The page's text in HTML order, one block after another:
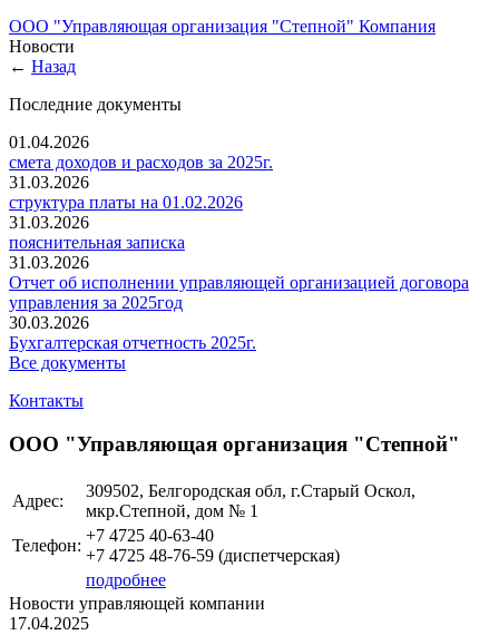
ООО "Управляющая организация "Степной" Компания
Новости
← Назад
Последние документы
01.04.2026
смета доходов и расходов за 2025г.
31.03.2026
структура платы на 01.02.2026
31.03.2026
пояснительная записка
31.03.2026
Отчет об исполнении управляющей организацией договора
управления за 2025год
30.03.2026
Бухгалтерская отчетность 2025г.
Все документы
Контакты
ООО "Управляющая организация "Степной"
Адрес:
309502, Белгородская обл, г.Старый Оскол,
мкр.Степной, дом № 1
Телефон:
+7 4725 40-63-40
+7 4725 48-76-59 (диспетчерская)
подробнее
Новости управляющей компании
17.04.2025